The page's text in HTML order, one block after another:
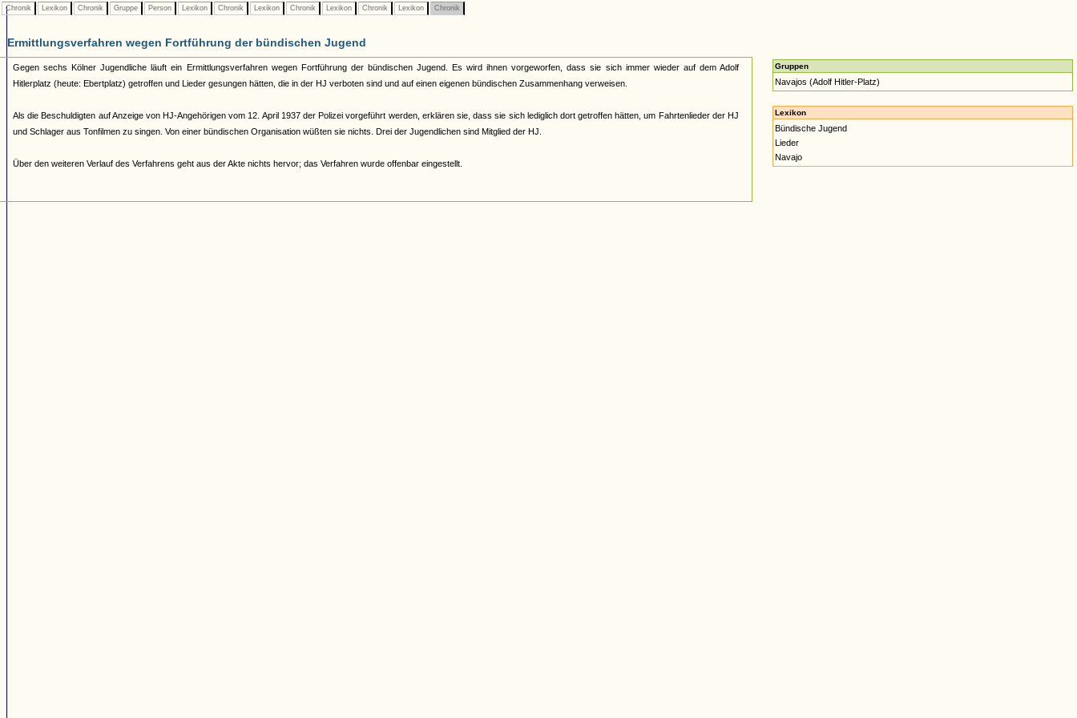
Chronik Lexikon Chronik Gruppe Person Lexikon Chronik Lexikon Chronik Lexikon Chronik Lexikon Chronik
Ermittlungsverfahren wegen Fortführung der bündischen Jugend
Gegen sechs Kölner Jugendliche läuft ein Ermittlungsverfahren wegen Fortführung der bündischen Jugend. Es wird ihnen vorgeworfen, dass sie sich immer wieder auf dem Adolf
Hitlerplatz (heute: Ebertplatz) getroffen und Lieder gesungen hätten, die in der HJ verboten sind und auf einen eigenen bündischen Zusammenhang verweisen.
Als die Beschuldigten auf Anzeige von HJ-Angehörigen vom 12. April 1937 der Polizei vorgeführt werden, erklären sie, dass sie sich lediglich dort getroffen hätten, um Fahrtenlieder der HJ
und Schlager aus Tonfilmen zu singen. Von einer bündischen Organisation wüßten sie nichts. Drei der Jugendlichen sind Mitglied der HJ.
Über den weiteren Verlauf des Verfahrens geht aus der Akte nichts hervor; das Verfahren wurde offenbar eingestellt.
Gruppen
Navajos (Adolf Hitler-Platz)
Lexikon
Bündische Jugend
Lieder
Navajo